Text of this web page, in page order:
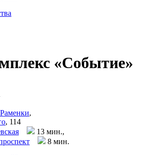
«Событие»
,
, 114
13 мин.,
8 мин.